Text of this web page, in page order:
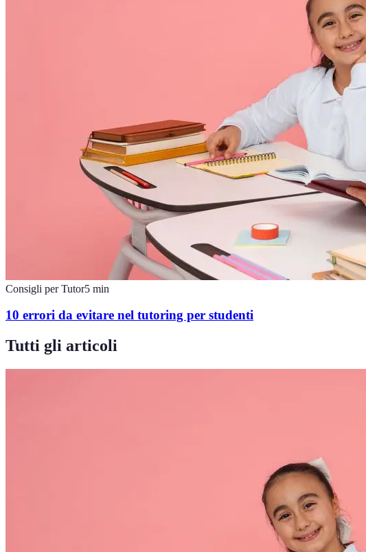
Consigli per Tutor5 min
10 errori da evitare nel tutoring per studenti
Tutti gli articoli